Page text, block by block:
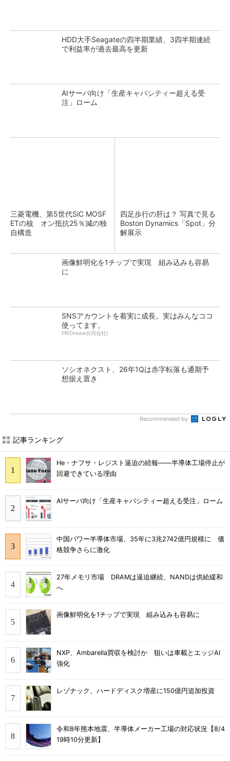
HDD大手Seagateの四半期業績、3四半期連続
で利益率が過去最高を更新
AIサーバ向け「生産キャパシティー超える受
注」ローム
三菱電機、第5世代SiC MOSF
ETの核 オン抵抗25％減の独
自構造
四足歩行の肝は？ 写真で見る
Boston Dynamics「Spot」分
解展示
画像鮮明化を1チップで実現 組み込みも容易
に
SNSアカウントを着実に成長。実はみんなココ
使ってます。
PR(Dreaw合同会社)
ソシオネクスト、26年1Qは赤字転落も通期予
想据え置き
Recommended by
記事ランキング
He・ナフサ・レジスト逼迫の続報――半導体工場停止が
回避できている理由
AIサーバ向け「生産キャパシティー超える受注」ローム
中国パワー半導体市場、35年に3兆2742億円規模に 価
格競争さらに激化
27年メモリ市場 DRAMは逼迫継続、NANDは供給緩和
へ
画像鮮明化を1チップで実現 組み込みも容易に
NXP、Ambarella買収を検討か 狙いは車載とエッジAI
強化
レゾナック、ハードディスク増産に150億円追加投資
令和8年熊本地震、半導体メーカー工場の対応状況【8/4
19時10分更新】